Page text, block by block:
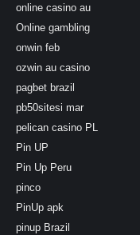
online casino au
Online gambling
onwin feb
ozwin au casino
pagbet brazil
pb50sitesi mar
pelican casino PL
Pin UP
Pin Up Peru
pinco
PinUp apk
pinup Brazil